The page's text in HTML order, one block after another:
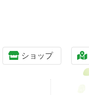
ショップ